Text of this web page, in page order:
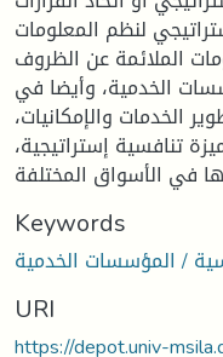
لنظم المعلومات
الملائمة عن الظروف
الخدمية، وأيضا في
الخدمات والإمكانيات،
تنافسية إستراتيجية،
Keywords
/ المؤسسات الخدمية
URI
https://depot.univ-